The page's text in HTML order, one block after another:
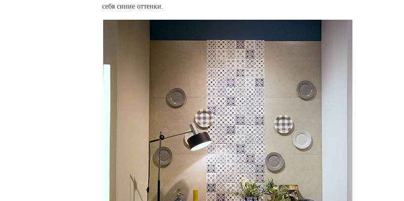
себя синие оттенки.